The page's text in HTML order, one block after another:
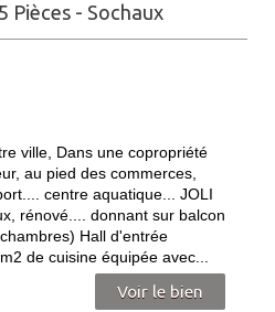
Pièces - Sochaux
ville, Dans une copropriété
au pied des commerces,
centre aquatique... JOLI
rénové.... donnant sur balcon
Hall d'entrée
de cuisine équipée avec...
Voir le bien